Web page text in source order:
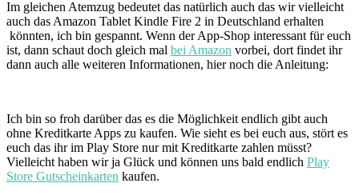
Im gleichen Atemzug bedeutet das natürlich auch das wir vielleicht
auch das Amazon Tablet Kindle Fire 2 in Deutschland erhalten
könnten, ich bin gespannt. Wenn der App-Shop interessant für euch
ist, dann schaut doch gleich mal bei Amazon vorbei, dort findet ihr
dann auch alle weiteren Informationen, hier noch die Anleitung:
Ich bin so froh darüber das es die Möglichkeit endlich gibt auch
ohne Kreditkarte Apps zu kaufen. Wie sieht es bei euch aus, stört es
euch das ihr im Play Store nur mit Kreditkarte zahlen müsst?
Vielleicht haben wir ja Glück und können uns bald endlich Play
Store Gutscheinkarten kaufen.